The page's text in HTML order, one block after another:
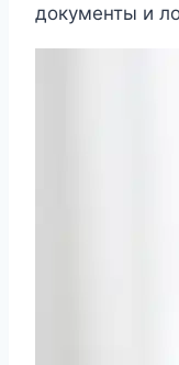
документы и